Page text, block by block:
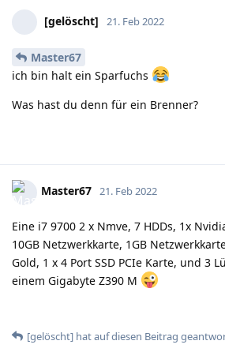
[gelöscht] 21. Feb 2022
Master67
ich bin halt ein Sparfuchs
Was hast du denn für ein Brenner?
Master67 21. Feb 2022
Eine i7 9700 2 x Nmve, 7 HDDs, 1x
10GB Netzwerkkarte, 1GB
Gold, 1 x 4 Port SSD PCIe Karte, und 3
einem Gigabyte Z390 M
[gelöscht] hatauf diesen Beitrag